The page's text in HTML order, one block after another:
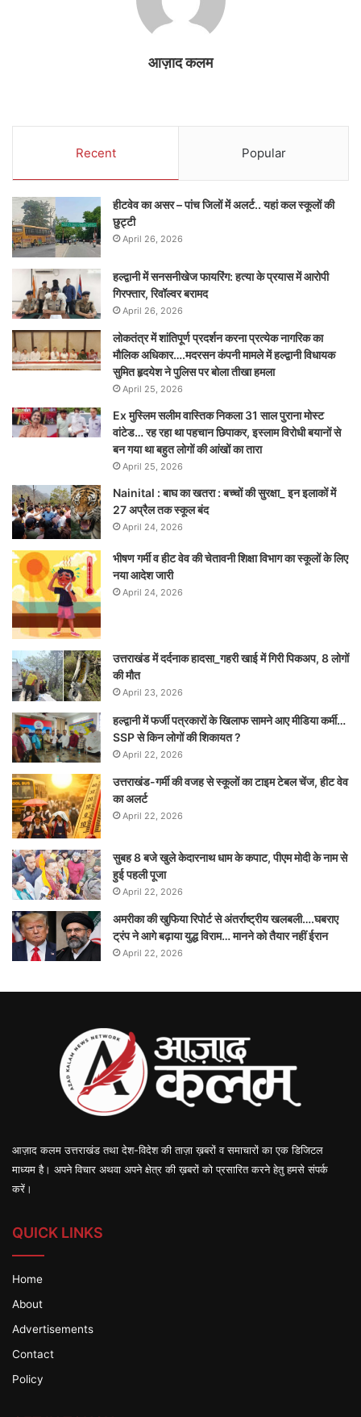
आज़ाद कलम
Recent Popular
हीटवेव का असर – पांच जिलों में अलर्ट.. यहां कल स्कूलों की
छुट्टी
April 26, 2026
हल्द्वानी में सनसनीखेज फायरिंग: हत्या के प्रयास में आरोपी
गिरफ्तार, रिवॉल्वर बरामद
April 26, 2026
लोकतंत्र में शांतिपूर्ण प्रदर्शन करना प्रत्येक नागरिक का
मौलिक अधिकार….मदरसन कंपनी मामले में हल्द्वानी विधायक
सुमित हृदयेश ने पुलिस पर बोला तीखा हमला
April 25, 2026
Ex मुस्लिम सलीम वास्तिक निकला 31 साल पुराना मोस्ट
वांटेड… रह रहा था पहचान छिपाकर, इस्लाम विरोधी बयानों से
बन गया था बहुत लोगों की आंखों का तारा
April 25, 2026
Nainital : बाघ का खतरा : बच्चों की सुरक्षा_ इन इलाकों में
27 अप्रैल तक स्कूल बंद
April 24, 2026
भीषण गर्मी व हीट वेव की चेतावनी शिक्षा विभाग का स्कूलों के लिए
नया आदेश जारी
April 24, 2026
उत्तराखंड में दर्दनाक हादसा_गहरी खाई में गिरी पिकअप, 8 लोगों
की मौत
April 23, 2026
हल्द्वानी में फर्जी पत्रकारों के खिलाफ सामने आए मीडिया कर्मी…
SSP से किन लोगों की शिकायत ?
April 22, 2026
उत्तराखंड-गर्मी की वजह से स्कूलों का टाइम टेबल चेंज, हीट वेव
का अलर्ट
April 22, 2026
सुबह 8 बजे खुले केदारनाथ धाम के कपाट, पीएम मोदी के नाम से
हुई पहली पूजा
April 22, 2026
अमरीका की खुफिया रिपोर्ट से अंतर्राष्ट्रीय खलबली….घबराए
ट्रंप ने आगे बढ़ाया युद्ध विराम… मानने को तैयार नहीं ईरान
April 22, 2026
आज़ाद कलम उत्तराखंड तथा देश-विदेश की ताज़ा ख़बरों व समाचारों का एक डिजिटल
माध्यम है। अपने विचार अथवा अपने क्षेत्र की ख़बरों को प्रसारित करने हेतु हमसे संपर्क
करें।
QUICK LINKS
Home
About
Advertisements
Contact
Policy